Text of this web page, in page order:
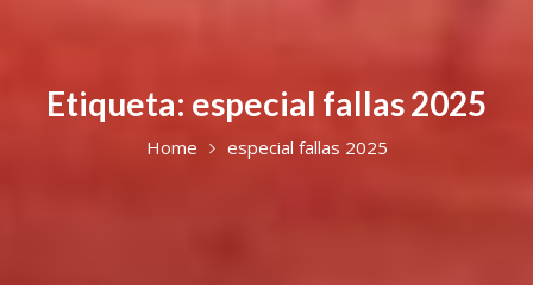
Etiqueta: especial fallas 2025
Home especial fallas 2025